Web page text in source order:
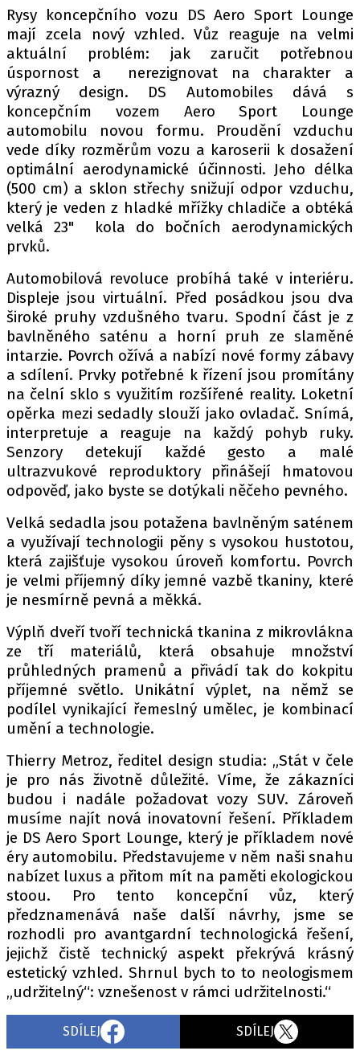
ČEŠI V AKCI
FIA CEZ & POHÁRY
MEZINÁRODNÍ SCÉNA
SLEDUJTE NÁS NA
Máte příběh, fotku nebo video?
Pošlete e-mail na autoroad.cz
ETICKÝ KODEX
VYDAVATEL
INZERCE
OSOBNÍ ÚDAJE / COOKIES
Provozovatelem serveru autoroad.cz je
INCORP MEDIA GROUP s.r.o., IČ: 118 23 054
Rysy koncepčního vozu DS Aero Sport Lounge
mají zcela nový vzhled. Vůz reaguje na velmi
aktuální problém: jak zaručit potřebnou
úspornost a nerezignovat na charakter a
výrazný design. DS Automobiles dává s
koncepčním vozem Aero Sport Lounge
automobilu novou formu. Proudění vzduchu
vede díky rozměrům vozu a karoserii k dosažení
optimální aerodynamické účinnosti. Jeho délka
(500 cm) a sklon střechy snižují odpor vzduchu,
který je veden z hladké mřížky chladiče a obtéká
velká 23" kola do bočních aerodynamických
prvků.
Automobilová revoluce probíhá také v interiéru.
Displeje jsou virtuální. Před posádkou jsou dva
široké pruhy vzdušného tvaru. Spodní část je z
bavlněného saténu a horní pruh ze slaměné
intarzie. Povrch ožívá a nabízí nové formy zábavy
a sdílení. Prvky potřebné k řízení jsou promítány
na čelní sklo s využitím rozšířené reality. Loketní
opěrka mezi sedadly slouží jako ovladač. Snímá,
interpretuje a reaguje na každý pohyb ruky.
Senzory detekují každé gesto a malé
ultrazvukové reproduktory přinášejí hmatovou
odpověď, jako byste se dotýkali něčeho pevného.
Velká sedadla jsou potažena bavlněným saténem
a využívají technologii pěny s vysokou hustotou,
která zajišťuje vysokou úroveň komfortu. Povrch
je velmi příjemný díky jemné vazbě tkaniny, které
je nesmírně pevná a měkká.
Výplň dveří tvoří technická tkanina z mikrovlákna
ze tří materiálů, která obsahuje množství
průhledných pramenů a přivádí tak do kokpitu
příjemné světlo. Unikátní výplet, na němž se
podílel vynikající řemeslný umělec, je kombinací
umění a technologie.
Thierry Metroz, ředitel design studia: „Stát v čele
je pro nás životně důležité. Víme, že zákazníci
budou i nadále požadovat vozy SUV. Zároveň
musíme najít nová inovatovní řešení. Příkladem
je DS Aero Sport Lounge, který je příkladem nové
éry automobilu. Představujeme v něm naši snahu
nabízet luxus a přitom mít na paměti ekologickou
stoou. Pro tento koncepční vůz, který
předznamenává naše další návrhy, jsme se
rozhodli pro avantgardní technologická řešení,
jejichž čistě technický aspekt překrývá krásný
estetický vzhled. Shrnul bych to to neologismem
„udržitelný“: vznešenost v rámci udržitelnosti.“
SDÍLEJ SDÍLEJ